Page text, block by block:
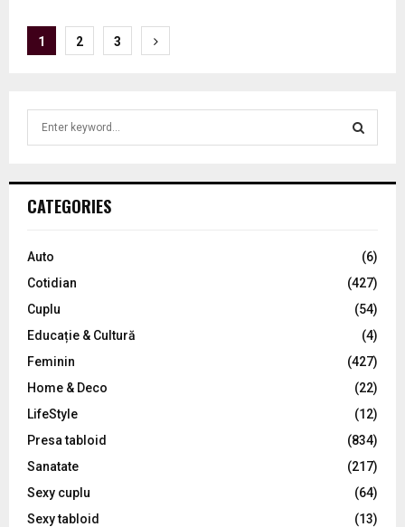
P
s
t
s
p
g
i
n
a
t
i
o
n
1 2 3
h
o
:
C
CATEGORIES
Auto
(6)
Cotidian
(427)
Cuplu
(54)
Educație & Cultură
(4)
Feminin
(427)
Home & Deco
(22)
LifeStyle
(12)
Presa tabloid
(834)
Sanatate
(217)
Sexy cuplu
(64)
Sexy tabloid
(13)